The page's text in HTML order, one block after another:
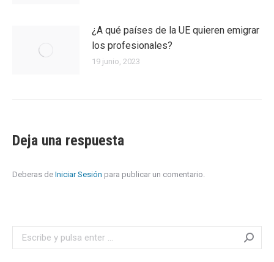
¿A qué países de la UE quieren emigrar
los profesionales?
19 junio, 2023
Deja una respuesta
Deberas de Iniciar Sesión para publicar un comentario.
Search: